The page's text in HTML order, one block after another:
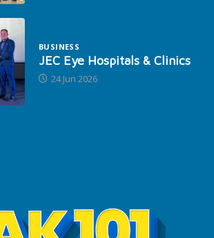
BUSINESS
JEC Eye Hospitals & Clinics
24 Jun 2026